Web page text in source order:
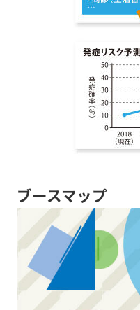
ブースマップ